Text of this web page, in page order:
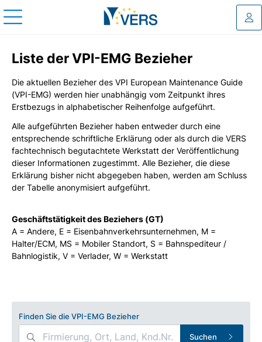
Liste der VPI-EMG Bezieher
Die aktuellen Bezieher des VPI European Maintenance Guide
(VPI-EMG) werden hier unabhängig vom Zeitpunkt ihres
Erstbezugs in alphabetischer Reihenfolge aufgeführt.
Alle aufgeführten Bezieher haben entweder durch eine
entsprechende schriftliche Erklärung oder als durch die VERS
fachtechnisch begutachtete Werkstatt der Veröffentlichung
dieser Informationen zugestimmt. Alle Bezieher, die diese
Erklärung bisher nicht abgegeben haben, werden am Schluss
der Tabelle anonymisiert aufgeführt.
Geschäftstätigkeit des Beziehers (GT)
A = Andere, E = Eisenbahnverkehrsunternehmen, M =
Halter/ECM, MS = Mobiler Standort, S = Bahnspediteur /
Bahnlogistik, V = Verlader, W = Werkstatt
Finden Sie die VPI-EMG Bezieher
Suchen